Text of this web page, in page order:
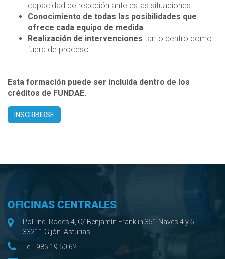
capacidad de reacción ante estas situaciones
Conocimiento de todas las posibilidades que
ofrece cada equipo de medida
Realización de intervenciones tanto dentro como
fuera de proceso
Esta formación puede ser incluida dentro de los
créditos de FUNDAE.
INSCRIBIRSE
OFICINAS CENTRALES
Pol. Ind. Roces 4, C/ Benjamín Franklin 351 Naves 4 y 5
33211 Gijón. Asturias
Tel.: 985 19 50 62